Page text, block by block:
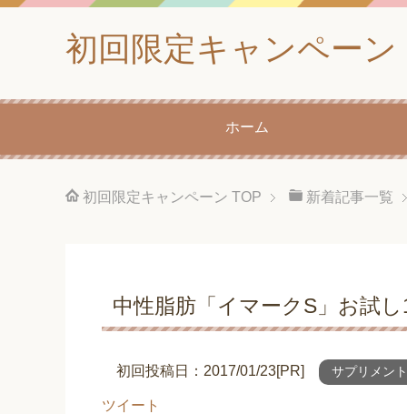
初回限定キャンペーン
ホーム
初回限定キャンペーン TOP 新着記事一覧
中性脂肪「イマークS」お試
初回投稿日：2017/01/23[PR] サプリメント
ツイート